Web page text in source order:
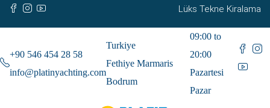
Lüks Tekne Kiralama
+90 546 454 28 58
info@platinyachting.com
Turkiye
Fethiye Marmaris
Bodrum
09:00 to
20:00
Pazartesi
Pazar